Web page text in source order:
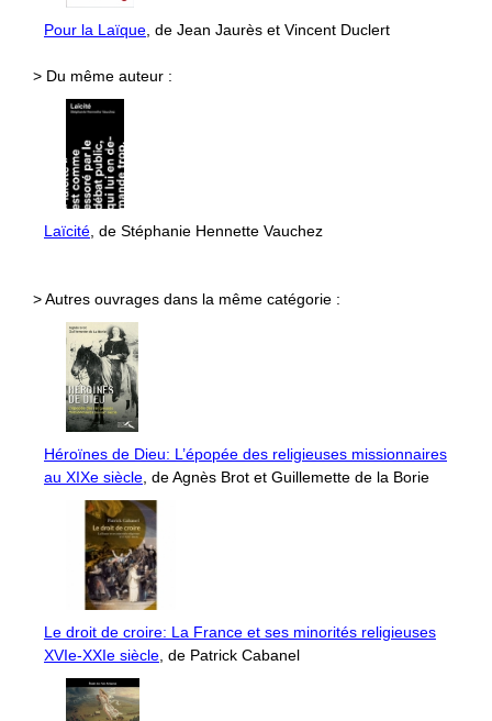
Pour la Laïque , de Jean Jaurès et Vincent Duclert
> Du même auteur :
Laïcité , de Stéphanie Hennette Vauchez
> Autres ouvrages dans la même catégorie :
Héroïnes de Dieu: L’épopée des religieuses missionnaires
au XIXe siècle , de Agnès Brot et Guillemette de la Borie
Le droit de croire: La France et ses minorités religieuses
XVIe-XXIe siècle , de Patrick Cabanel